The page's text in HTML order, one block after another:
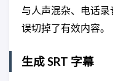
与人声混杂、电话
误切掉了有效内容。
生成 SRT 字幕